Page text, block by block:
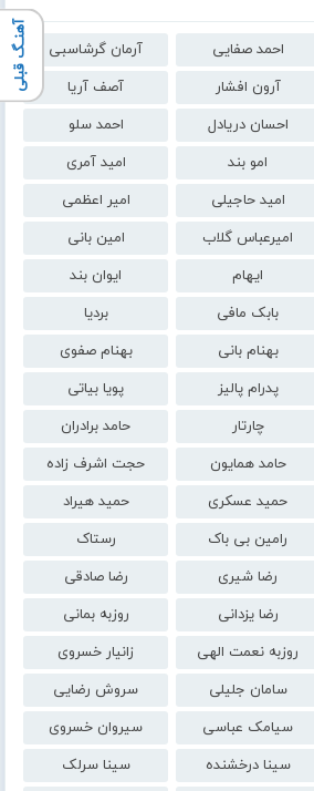
احمد صفایی
آرمان گرشاسبی
آرون افشار
آصف آریا
احسان دریادل
احمد سلو
امو بند
امید آمری
امید حاجیلی
امیر اعظمی
امیرعباس گلاب
امین بانی
ایهام
ایوان بند
بابک مافی
بردیا
بهنام بانی
بهنام صفوی
پدرام پالیز
پویا بیاتی
چارتار
حامد برادران
حامد همایون
حجت اشرف زاده
حمید عسکری
حمید هیراد
رامین بی باک
رستاک
رضا شیری
رضا صادقی
رضا یزدانی
روزبه بمانی
روزبه نعمت الهی
زانیار خسروی
سامان جلیلی
سروش رضایی
سیامک عباسی
سیروان خسروی
سینا درخشنده
سینا سرلک
آهنـگ قبلی